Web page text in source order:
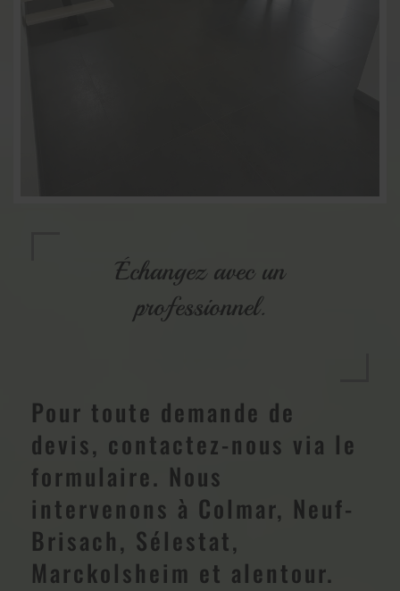
Échangez avec un
professionnel.
Pour toute demande de
devis, contactez-nous via le
formulaire. Nous
intervenons à Colmar, Neuf-
Brisach, Sélestat,
Marckolsheim et alentour.